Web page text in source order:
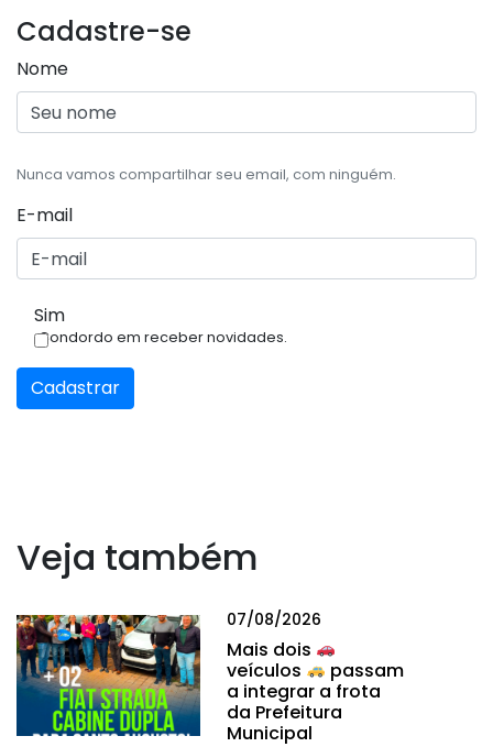
Cadastre-se
Nome
Nunca vamos compartilhar seu email, com ninguém.
E-mail
Sim
Condordo em receber novidades.
Cadastrar
Veja também
07/08/2026
Mais dois
veículos
passam
a integrar a frota
da Prefeitura
Municipal